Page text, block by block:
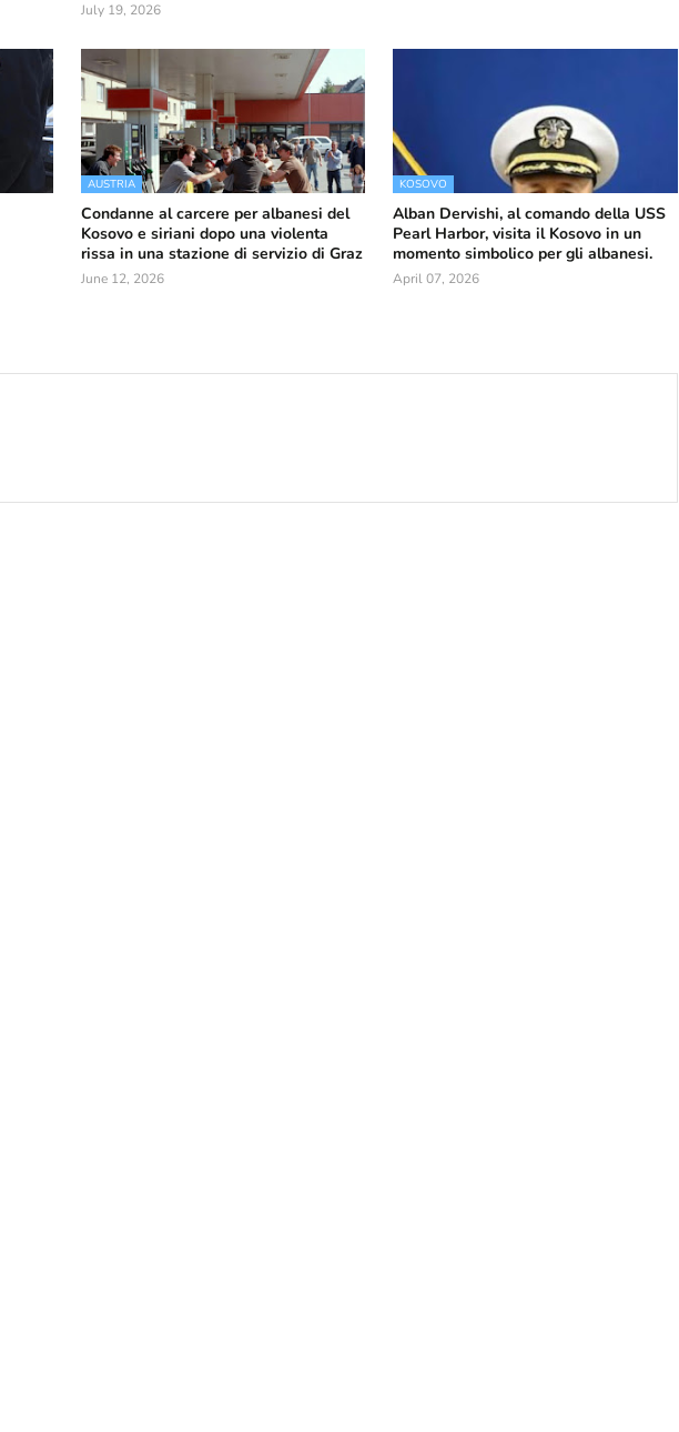
July 19, 2026
AUSTRIA
Condanne al carcere per albanesi del
Kosovo e siriani dopo una violenta
rissa in una stazione di servizio di Graz
June 12, 2026
KOSOVO
Alban Dervishi, al comando della USS
Pearl Harbor, visita il Kosovo in un
momento simbolico per gli albanesi.
April 07, 2026